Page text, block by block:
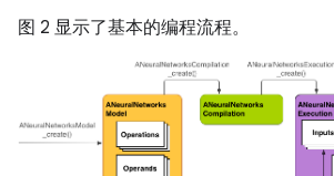
图 2 显示了基本的编程流程。